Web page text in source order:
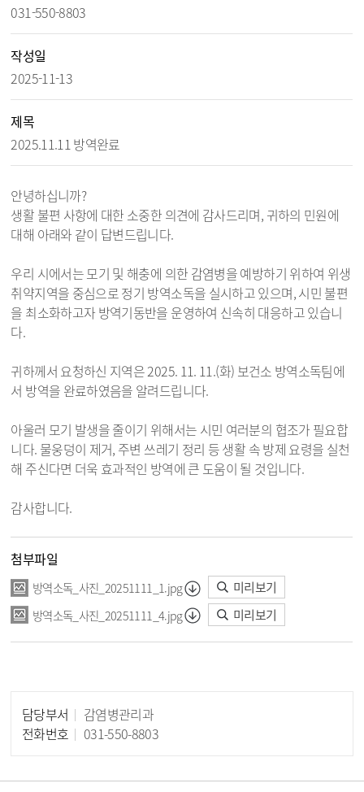
031-550-8803
작성일
2025-11-13
제목
2025.11.11 방역완료
안녕하십니까?
생활 불편 사항에 대한 소중한 의견에 감사드리며, 귀하의 민원에
대해 아래와 같이 답변드립니다.
우리 시에서는 모기 및 해충에 의한 감염병을 예방하기 위하여 위생
취약지역을 중심으로 정기 방역소독을 실시하고 있으며, 시민 불편
을 최소화하고자 방역기동반을 운영하여 신속히 대응하고 있습니
다.
귀하께서 요청하신 지역은 2025. 11. 11.(화) 보건소 방역소독팀에
서 방역을 완료하였음을 알려드립니다.
아울러 모기 발생을 줄이기 위해서는 시민 여러분의 협조가 필요합
니다. 물웅덩이 제거, 주변 쓰레기 정리 등 생활 속 방제 요령을 실천
해 주신다면 더욱 효과적인 방역에 큰 도움이 될 것입니다.
감사합니다.
첨부파일
방역소독_사진_20251111_1.jpg
미리보기
방역소독_사진_20251111_4.jpg
미리보기
담당부서
감염병관리과
전화번호
031-550-8803